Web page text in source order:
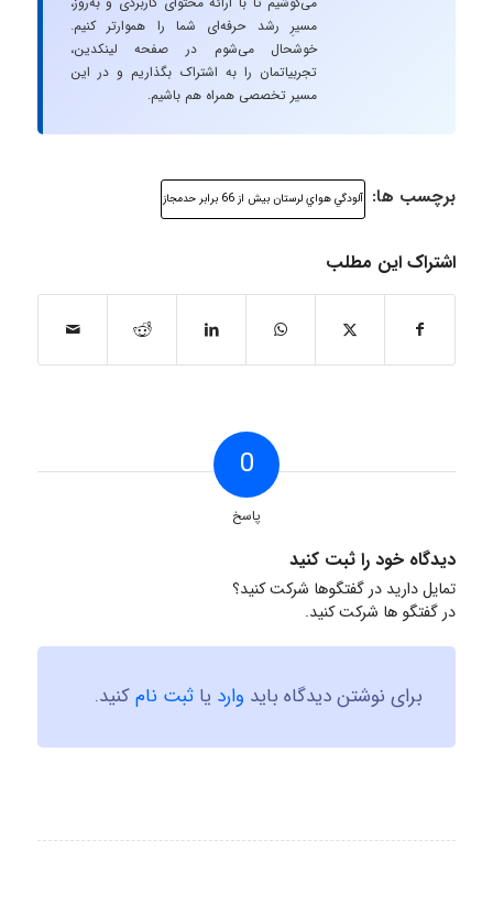
مسیرِ رشد حرفه‌ای شما را هموارتر کنیم.
خوشحال می‌شوم در صفحه لینکدین،
تجربیاتمان را به اشتراک بگذاریم و در این
مسیر تخصصی همراه هم باشیم.
برچسب ها: آلودگي هواي لرستان بيش از 66 برابر حد‌مجاز
اشتراک این مطلب
0
پاسخ
دیدگاه خود را ثبت کنید
تمایل دارید در گفتگوها شرکت کنید؟
در گفتگو ها شرکت کنید.
برای نوشتن دیدگاه باید وارد یا ثبت نامکنید.